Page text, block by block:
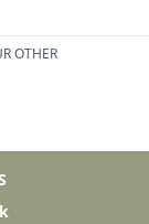
OTHER